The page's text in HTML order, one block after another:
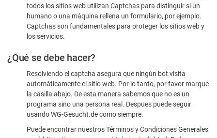
humano
todos los sitios web utilizan Captchas para distinguir si un
humano o una máquina rellena un formulario, por ejemplo.
Captchas son fundamentales para proteger los sitios web y
los servicios.
¿Qué se debe hacer?
Resolviendo el captcha asegura que ningún bot visita
automáticamente el sitio web. Por lo tanto, por favor marque
la casilla abajo. De esta manera sabemos que no es un
programa sino una persona real. Despues puede seguir
usando WG-Gesucht.de como siempre.
Puede encontrar nuestros Términos y Condiciones Generales